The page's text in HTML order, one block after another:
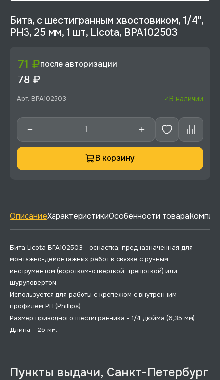
Бита, с шестигранным хвостовиком, 1/4",
PH3, 25 мм, 1 шт, Licota, BPA102503
71 ₽после авторизации
78 ₽
Арт: BPA102503 В наличии
В корзину
ОписаниеХарактеристикиОсобенности товара
Бита Licota BPA102503 - оснастка, предназначенная для
монтажно-демонтажных работ в связке с ручным
инструментом (воротком-отверткой, трещоткой) или
шуруповертом.
Используется для работы с крепежом с внутренним
профилем PH (Phillips).
Размер приводного шестигранника - 1/4 дюйма (6,35 мм).
Длина - 25 мм.
Пункты выдачи, Санкт-Петербург